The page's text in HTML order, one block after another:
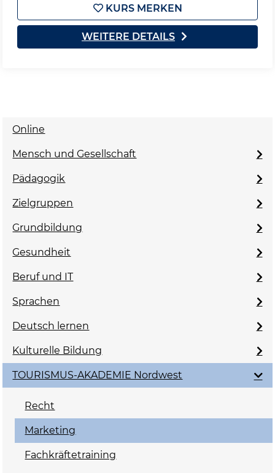
KURS MERKEN
WEITERE DETAILS
Online
Mensch und Gesellschaft
Pädagogik
Zielgruppen
Grundbildung
Gesundheit
Beruf und IT
Sprachen
Deutsch lernen
Kulturelle Bildung
TOURISMUS-AKADEMIE Nordwest
Recht
Marketing
Fachkräftetraining